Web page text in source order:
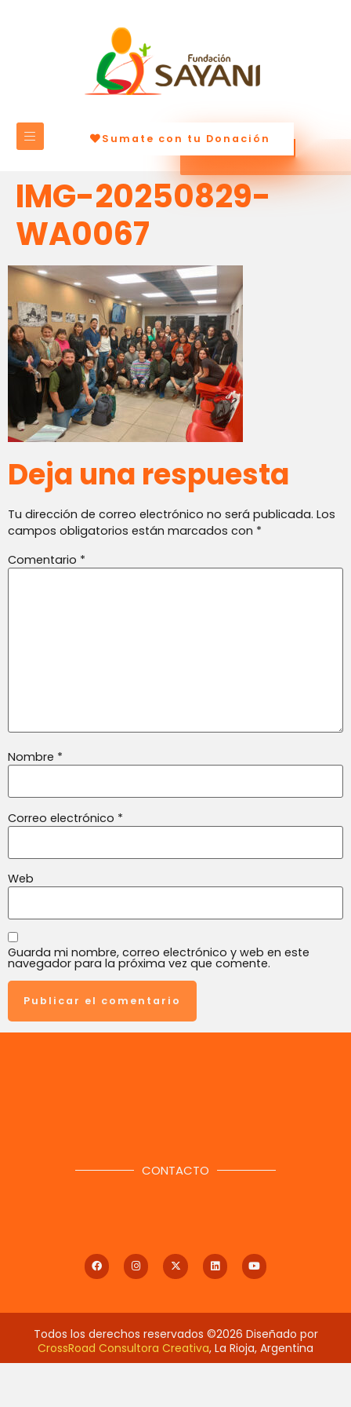
Sumate con tu Donación
IMG-20250829-
WA0067
Deja una respuesta
Tu dirección de correo electrónico no será publicada. Los
campos obligatorios están marcados con *
Comentario *
Nombre *
Correo electrónico *
Web
Guarda mi nombre, correo electrónico y web en este
navegador para la próxima vez que comente.
CONTACTO
Todos los derechos reservados ©2026 Diseñado por
CrossRoad Consultora Creativa, La Rioja, Argentina